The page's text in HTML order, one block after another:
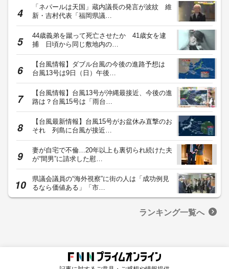
「ネパールは天国」蔵内議長の発言が波紋 維
新・吉村代表「福岡県議…
44歳義弟を蹴って死亡させたか 41歳女を逮
捕 日頃から同じ敷地内の…
【台風情報】ダブル台風の今後の進路予想は
台風13号は9日（日）午後…
【台風情報】台風13号が沖縄最接近、今後の進
路は？台風15号は「雨台…
【台風最新情報】台風15号がお盆休み直撃のお
それ 列島に台風が接近…
妻が自宅で不倫…20年以上も裏切られ続けた夫
が“間男”に請求した慰…
県議会議員の“海外視察”に街の人は「成功例見
るなら価値ある」「市…
ランキング一覧へ